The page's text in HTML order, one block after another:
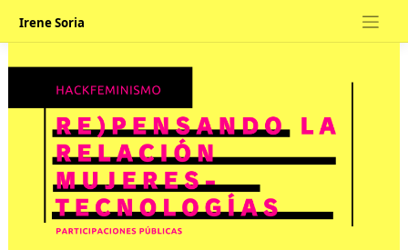
content
Irene Soria